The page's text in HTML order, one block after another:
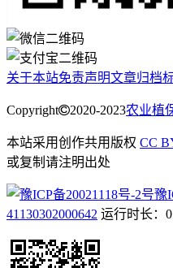
关于本站免责声明文章归档
Copyright 2020-2023农业植
本站采用创作共用版权 CC
或复制请注明出处
豫
41130302000642 运行时长：